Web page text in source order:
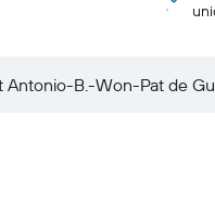
Antonio-B.-Won-Pat de